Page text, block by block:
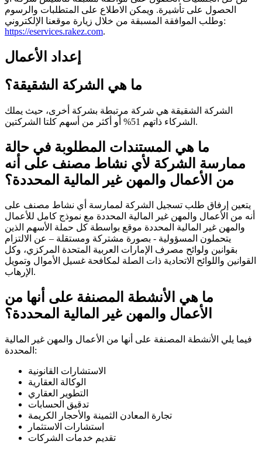
الحصول على تأشيرة. ويمكن الاطلاع على المتطلبات والرسوم
وطلب الموافقة المسبقة من خلال زيارة موقعنا الإلكتروني:
https://eservices.rakez.com.
إعداد الأعمال
ما هي الشركة الشقيقة؟
الشركة الشقيقة هي شركة مرتبطة بشركة أخرى، حيث يملك
الشركاء ذاتهم 51% أو أكثر من أسهم كلتا الشركتين.
ما هي المستندات المطلوبة في حالة
ممارسة الشركة لأي نشاط مصنف على أنه
من الأعمال والمهن غير المالية المحددة؟
يتعين إرفاق طلب تسجيل الشركة لممارسة أي نشاط مصنف على
أنه من الأعمال والمهن غير المالية المحددة مع نموذج كامل للأعمال
والمهن غير المالية المحددة موقع بواسطة كل حملة الأسهم الذين
يتحملون المسؤولية - بصورة مشتركة ومستقلة – عن الالتزام
بقوانين ولوائح مصرف الإمارات العربية المتحدة المركزي، وكل
القوانين واللوائح الاتحادية ذات الصلة لمكافحة غسيل الأموال وتمويل
الإرهاب.
ما هي الأنشطة المصنفة على أنها من
الأعمال والمهن غير المالية المحددة؟
فيما يلي الأنشطة المصنفة على أنها من الأعمال والمهن غير المالية
المحددة:
الاستشارات القانونية
الوكالة العقارية
التطوير العقاري
تدقيق الحسابات
تجارة المعادن الثمينة والأحجار الكريمة
استشارات الاستثمار
تقديم خدمات الشركات